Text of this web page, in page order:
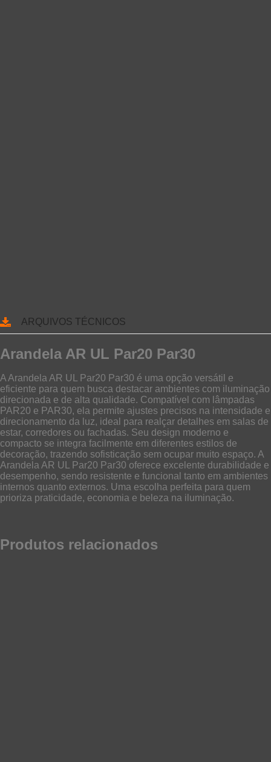
ARQUIVOS TÉCNICOS
Arandela AR UL Par20 Par30
A Arandela AR UL Par20 Par30 é uma opção versátil e
eficiente para quem busca destacar ambientes com iluminação
direcionada e de alta qualidade. Compatível com lâmpadas
PAR20 e PAR30, ela permite ajustes precisos na intensidade e
direcionamento da luz, ideal para realçar detalhes em salas de
estar, corredores ou fachadas. Seu design moderno e
compacto se integra facilmente em diferentes estilos de
decoração, trazendo sofisticação sem ocupar muito espaço. A
Arandela AR UL Par20 Par30 oferece excelente durabilidade e
desempenho, sendo resistente e funcional tanto em ambientes
internos quanto externos. Uma escolha perfeita para quem
prioriza praticidade, economia e beleza na iluminação.
Produtos relacionados